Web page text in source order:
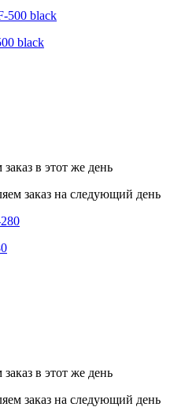
black
заказ в этот же день
заказ на следующий день
заказ в этот же день
заказ на следующий день